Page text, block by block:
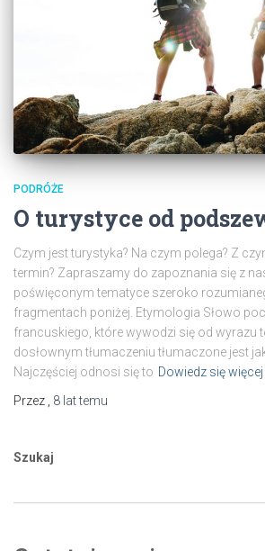
PODRÓŻE
O turystyce od
Czym jest turystyka? Na czym polega? Z
termin? Zapraszamy do zapoznania się z
poświęconym tematyce szeroko
fragmentach poniżej. Etymologia Słowo
francuskiego, które wywodzi się od wyrazu
dosłownym tłumaczeniu tłumaczone jest
Najczęściej odnosi się to Dowiedz się więcej
Przez
8 lattemu
Szukaj